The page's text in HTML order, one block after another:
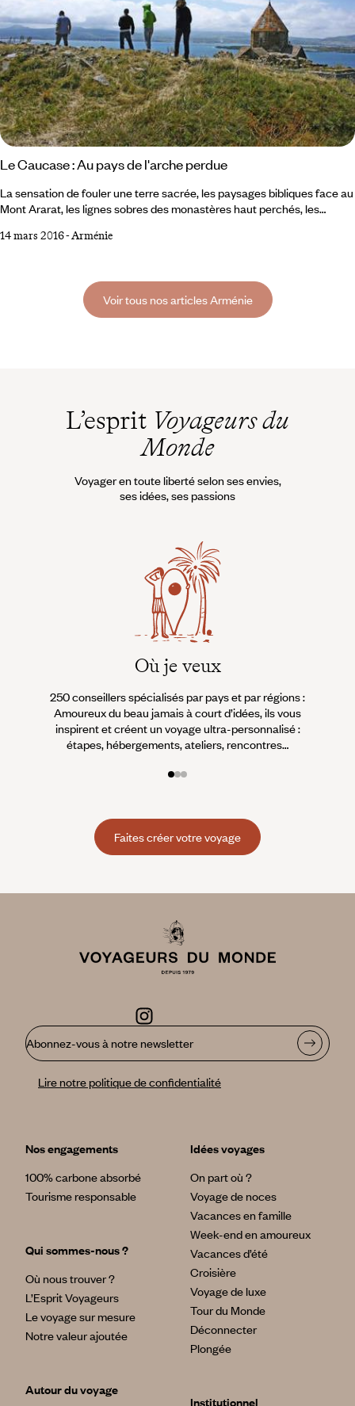
Le Caucase : Au pays de l'arche perdue
La sensation de fouler une terre sacrée, les paysages bibliques face au
Mont Ararat, les lignes sobres des monastères haut perchés, les
les tonnelles : on aime tout de l’Arménie. Premier choc sur le trajet
14 mars 2016-Arménie
Voir tous nos articles Arménie
L’esprit Voyageurs du
Monde
Voyager en toute liberté selon ses envies,
ses idées, ses passions
Où je veux
250 conseillers spécialisés par pays et par régions :
Amoureux du beau jamais à court d’idées, ils vous
inspirent et créent un voyage ultra-personnalisé :
étapes, hébergements, ateliers, rencontres…
Faites créer votre voyage
Abonnez-vous à notre newsletter
Lire notre politique de confidentialité
Nos engagements
100% carbone absorbé
Tourisme responsable
Qui sommes-nous ?
Où nous trouver ?
L’Esprit Voyageurs
Le voyage sur mesure
Notre valeur ajoutée
Autour du voyage
Idées voyages
On part où ?
Voyage de noces
Vacances en famille
Week-end en amoureux
Vacances d’été
Croisière
Voyage de luxe
Tour du Monde
Déconnecter
Plongée
Institutionnel